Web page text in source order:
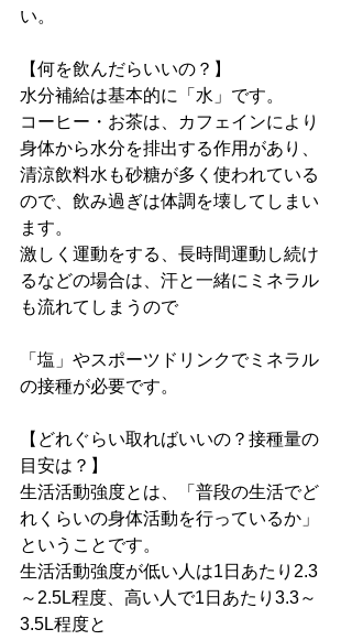
い。
【何を飲んだらいいの？】
水分補給は基本的に「水」です。
コーヒー・お茶は、カフェインにより
身体から水分を排出する作用があり、
清涼飲料水も砂糖が多く使われている
ので、飲み過ぎは体調を壊してしまい
ます。
激しく運動をする、長時間運動し続け
るなどの場合は、汗と一緒にミネラル
も流れてしまうので
「塩」やスポーツドリンクでミネラル
の接種が必要です。
【どれぐらい取ればいいの？接種量の
目安は？】
生活活動強度とは、「普段の生活でど
れくらいの身体活動を行っているか」
ということです。
生活活動強度が低い人は1日あたり2.3
～2.5L程度、高い人で1日あたり3.3～
3.5L程度と